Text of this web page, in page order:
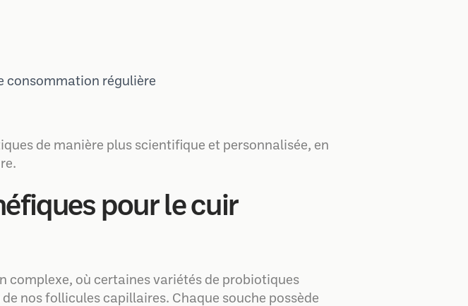
consommation régulière
de manière plus scientifique et personnalisée, en
pour le cuir
complexe, où certaines variétés de probiotiques
nos follicules capillaires. Chaque souche possède